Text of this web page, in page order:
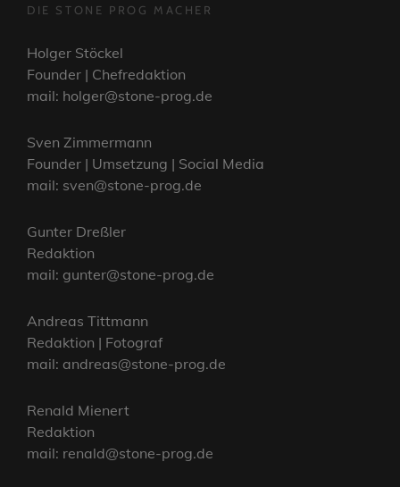
DIE STONE PROG MACHER
Holger Stöckel
Founder | Chefredaktion
mail: holger@stone-prog.de
Sven Zimmermann
Founder | Umsetzung | Social Media
mail: sven@stone-prog.de
Gunter Dreßler
Redaktion
mail: gunter@stone-prog.de
Andreas Tittmann
Redaktion | Fotograf
mail: andreas@stone-prog.de
Renald Mienert
Redaktion
mail: renald@stone-prog.de